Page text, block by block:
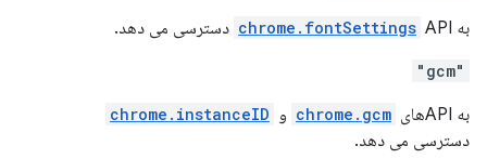
به chrome.fontSettings API دسترسی می دهد.
"gcm"
به APIهای chrome.gcm و chrome.instanceID
دسترسی می دهد.